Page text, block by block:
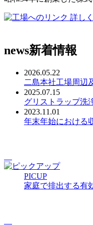
詳し
news新着情報
2026.05.22
二島本社工場周辺
2025.07.15
グリストラップ洗
2023.11.01
年末年始における
PICUP
家庭で排出する有